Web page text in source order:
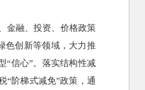
金融、投资、价格政策
色创新等领域，大力推
“信心”。落实结构性减
“阶梯式减免”政策，通